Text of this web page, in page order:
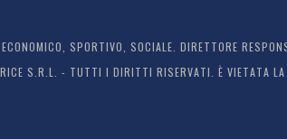
SPORTIVO, SOCIALE. DIRETTORE
- TUTTI I DIRITTI RISERVATI. È VIETATA LA